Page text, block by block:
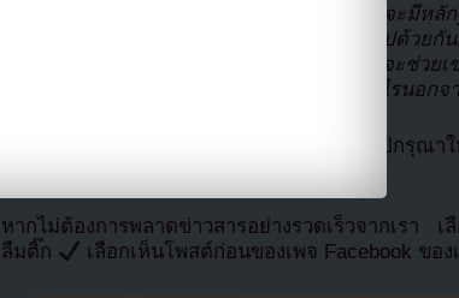
“เลิกยุ่งทีเถอะทั้งคู่แหละ นอกจากว่าคุณจะมีหลัก
บริสุทธิ์ของเขา คุณกำลังจะพาตัวเองลงเหวไปด้วย
คุณก็ช่วยอยู่เงียบๆ ซึ่งมันเป็นเพียงทางเดียวที่จะช่วยเ
“สมองของเขาไม่มีอะไรนอกจ
หากนำออกไปกรุณา
หากไม่ต้องการพลาดข่าวสารอย่างรวดเร็วจากเรา
ลืมติ๊ก
เลือกเห็นโพสต์ก่อนของเพจ Facebook ของ